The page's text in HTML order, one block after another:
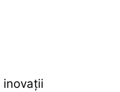
inovații